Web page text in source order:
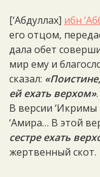
[‘Абдуллах] ибн
его отцом,
дала обет
мир ему и
сказал:
ей ехать верхом».
В версии ‘Икримы
‘Амира… В этой
сестре ехать
жертвенный скот.